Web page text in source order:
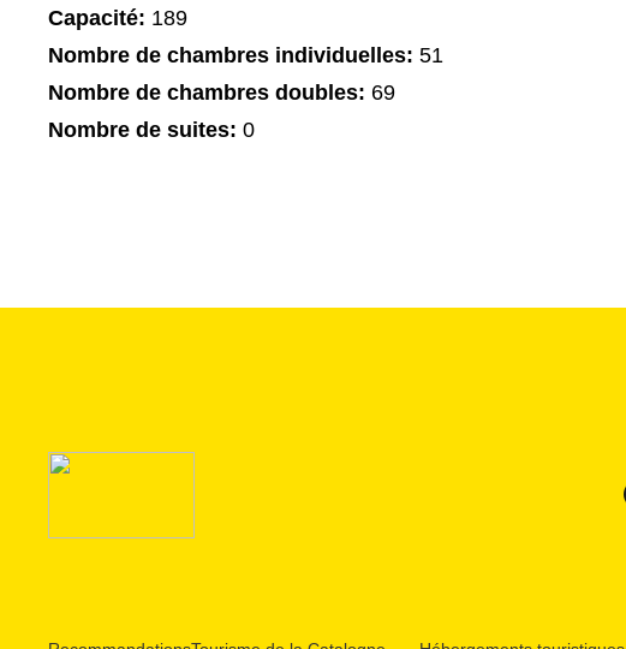
Capacité: 189
Nombre de chambres individuelles: 51
Nombre de chambres doubles: 69
Nombre de suites: 0